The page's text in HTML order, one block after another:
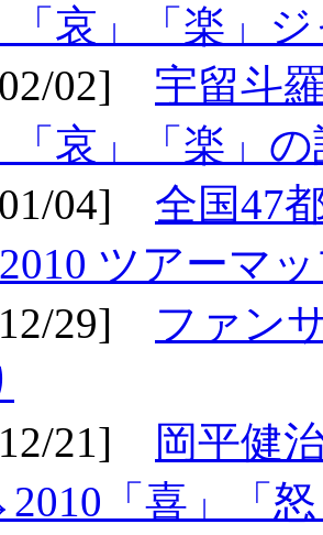
「哀」「楽」
02] 宇留斗
「哀」「楽」
04] 全国47
ツアーマ
29] ファン
21]
岡平健
「喜」「